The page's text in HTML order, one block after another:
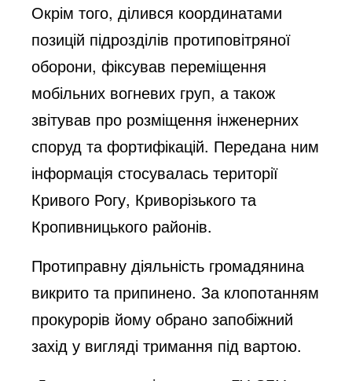
Окрім того, ділився координатами
позицій підрозділів протиповітряної
оборони, фіксував переміщення
мобільних вогневих груп, а також
звітував про розміщення інженерних
споруд та фортифікацій. Передана ним
інформація стосувалась території
Кривого Рогу, Криворізького та
Кропивницького районів.
Протиправну діяльність громадянина
викрито та припинено. За клопотанням
прокурорів йому обрано запобіжний
захід у вигляді тримання під вартою.